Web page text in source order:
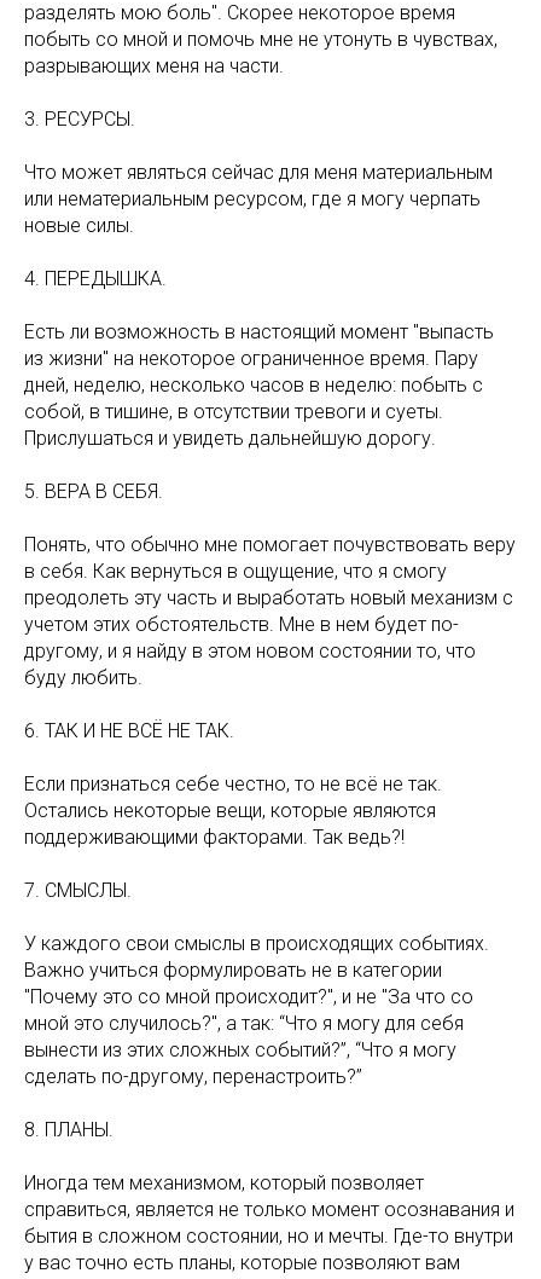
разделять мою боль". Скорее некоторое время
побыть со мной и помочь мне не утонуть в чувствах,
разрывающих меня на части.
3. РЕСУРСЫ.
Что может являться сейчас для меня материальным
или нематериальным ресурсом, где я могу черпать
новые силы.
4. ПЕРЕДЫШКА.
Есть ли возможность в настоящий момент "выпасть
из жизни" на некоторое ограниченное время. Пару
дней, неделю, несколько часов в неделю: побыть с
собой, в тишине, в отсутствии тревоги и суеты.
Прислушаться и увидеть дальнейшую дорогу.
5. ВЕРА В СЕБЯ.
Понять, что обычно мне помогает почувствовать веру
в себя. Как вернуться в ощущение, что я смогу
преодолеть эту часть и выработать новый механизм с
учетом этих обстоятельств. Мне в нем будет по-
другому, и я найду в этом новом состоянии то, что
буду любить.
6. ТАК И НЕ ВСЁ НЕ ТАК.
Если признаться себе честно, то не всё не так.
Остались некоторые вещи, которые являются
поддерживающими факторами. Так ведь?!
7. СМЫСЛЫ.
У каждого свои смыслы в происходящих событиях.
Важно учиться формулировать не в категории
"Почему это со мной происходит?", и не "За что со
мной это случилось?", а так: “Что я могу для себя
вынести из этих сложных событий?”, “Что я могу
сделать по-другому, перенастроить?”
8. ПЛАНЫ.
Иногда тем механизмом, который позволяет
справиться, является не только момент осознавания и
бытия в сложном состоянии, но и мечты. Где-то внутри
у вас точно есть планы, которые позволяют вам